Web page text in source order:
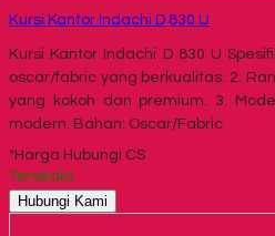
Kursi Kantor Indachi D 830 U
Kursi Kantor Indachi D 830 U
oscar/fabric yang berkualitas. 2.
yang kokoh dan premium. 3.
modern. Bahan: Oscar/Fabric
*Harga Hubungi CS
Tersedia
Hubungi Kami